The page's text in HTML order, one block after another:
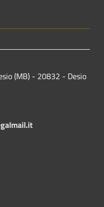
(MB) - 20832 - Desio